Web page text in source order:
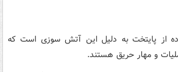
از پایتخت به دلیل این آتش سوزی است که
و مهار حریق هستند.